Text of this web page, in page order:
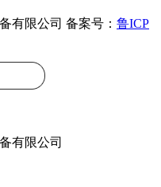
有限公司 备案号： 鲁ICP
有限公司